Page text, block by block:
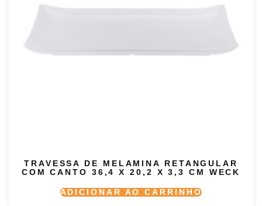
TRAVESSA DE MELAMINA RETANGULAR
COM CANTO 36,4 X 20,2 X 3,3 CM WECK
ADICIONAR AO CARRINHO